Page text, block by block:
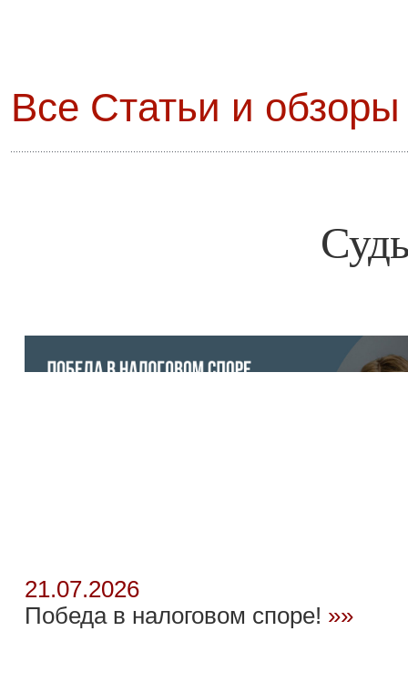
Все Статьи и
21.07.2026
Победа в налоговом споре! »»